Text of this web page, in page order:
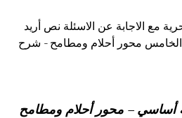
مع الاجابة عن الاسئلة نص أريد
أن أعيش بحرية المحور 5 الخامس محور أحلام ومطامح - شرح
أساسي – محور أحلام ومطامح